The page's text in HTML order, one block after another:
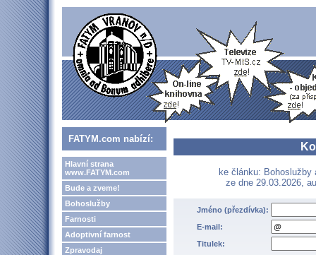
FATYM.com nabízí:
Hlavní strana
www.FATYM.com
Bude a zveme!
Bohoslužby
Farnosti
Adoptivní farnost
Zpravodaj
ke článku: Bohoslužby
ze dne 29.03.2026,
Jméno (přezdívka):
E-mail:
Titulek: